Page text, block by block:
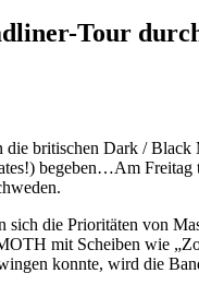
Tour
die britischen Dark /
begeben…Am Freitag
die Prioritäten von
mit Scheiben wie
konnte, wird die